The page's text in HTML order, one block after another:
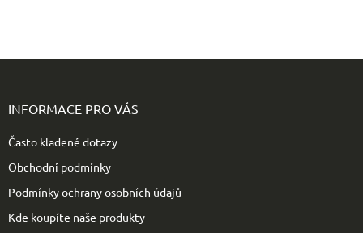
INFORMACE PRO VÁS
Často kladené dotazy
Obchodní podmínky
Podmínky ochrany osobních údajů
Kde koupíte naše produkty